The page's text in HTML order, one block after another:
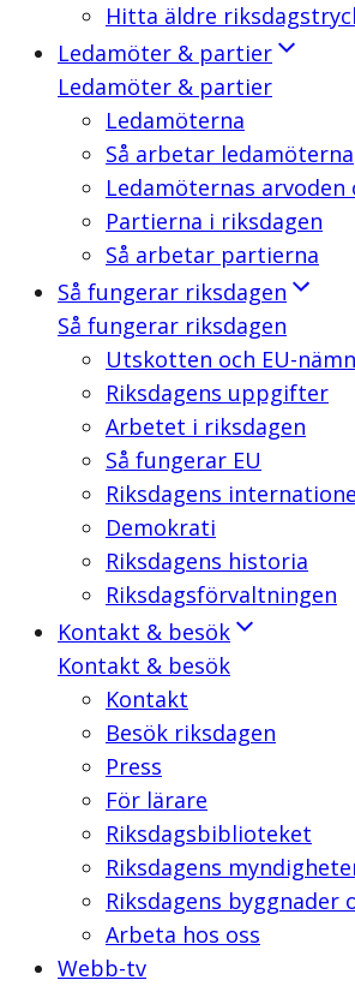
Hitta äldre
Ledamöter & partier
Ledamöter & partier
Ledamöterna
Så arbetar ledamöterna
Ledamöternas
Partierna i riksdagen
Så arbetar partierna
Så fungerar riksdagen
Så fungerar riksdagen
Utskotten och EU-
Riksdagens uppgifter
Arbetet i riksdagen
Så fungerar EU
Riksdagens
Demokrati
Riksdagens historia
Riksdagsförvaltningen
Kontakt & besök
Kontakt & besök
Kontakt
Besök riksdagen
Press
För lärare
Riksdagsbiblioteket
Riksdagens
Riksdagens byggnader
Arbeta hos oss
Webb-tv